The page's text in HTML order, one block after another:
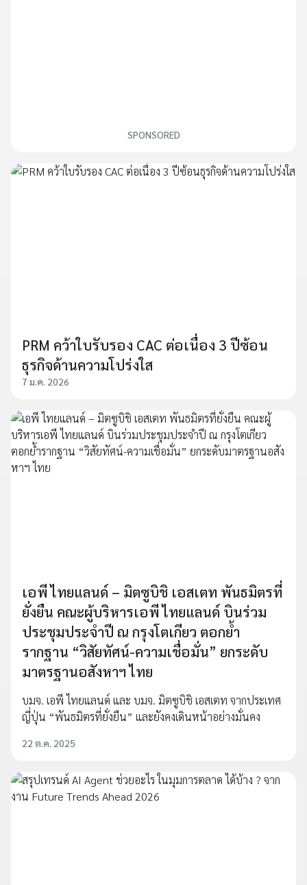
SPONSORED
PRM คว้าใบรับรอง CAC ต่อเนื่อง 3 ปีซ้อน
ธุรกิจด้านความโปร่งใส
7 ม.ค. 2026
เอพี ไทยแลนด์ – มิตซูบิชิ เอสเตท พันธมิตรที่
ยั่งยืน คณะผู้บริหารเอพี ไทยแลนด์ บินร่วม
ประชุมประจำปี ณ กรุงโตเกียว ตอกย้ำ
รากฐาน “วิสัยทัศน์-ความเชื่อมั่น” ยกระดับ
มาตรฐานอสังหาฯ ไทย
บมจ. เอพี ไทยแลนด์ และ บมจ. มิตซูบิชิ เอสเตท จากประเทศ
ญี่ปุ่น “พันธมิตรที่ยั่งยืน” และยังคงเดินหน้าอย่างมั่นคง
22 ต.ค. 2025